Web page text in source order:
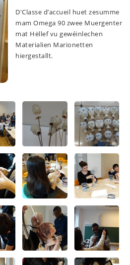
D'Classe d’accueil huet zesumme
mam Omega 90 zwee Muergenter
mat Hëllef vu gewéinlechen
Materialien Marionetten
hiergestallt.